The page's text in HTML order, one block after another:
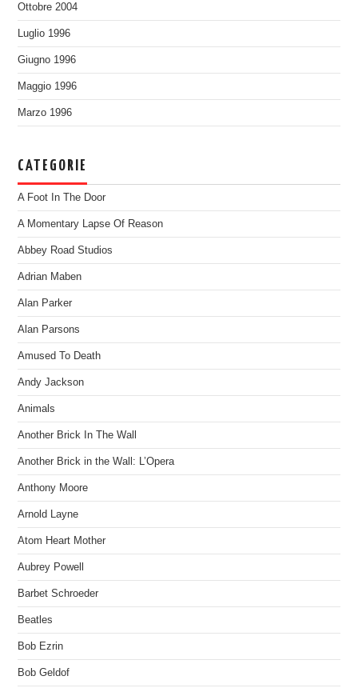
Ottobre 2004
Luglio 1996
Giugno 1996
Maggio 1996
Marzo 1996
CATEGORIE
A Foot In The Door
A Momentary Lapse Of Reason
Abbey Road Studios
Adrian Maben
Alan Parker
Alan Parsons
Amused To Death
Andy Jackson
Animals
Another Brick In The Wall
Another Brick in the Wall: L’Opera
Anthony Moore
Arnold Layne
Atom Heart Mother
Aubrey Powell
Barbet Schroeder
Beatles
Bob Ezrin
Bob Geldof